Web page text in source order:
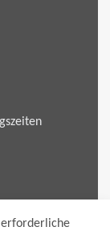
erforderliche